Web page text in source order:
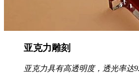
亚克力雕刻
亚克力具有高透明度，透光率达